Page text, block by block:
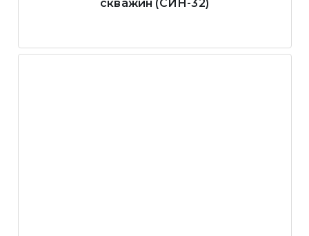
скважин (СИН-32)